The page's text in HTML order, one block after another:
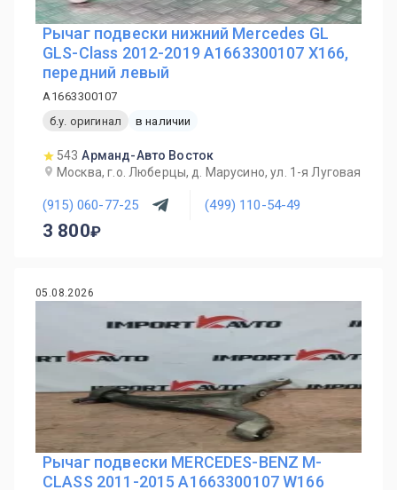
Рычаг подвески нижний Mercedes GL
GLS-Class 2012-2019 A1663300107 X166,
передний левый
A1663300107
б.у. оригинал
в наличии
543 Арманд-Авто Восток
Москва, г.о. Люберцы, д. Марусино, ул. 1-я Луговая
(915) 060-77-25 (499) 110-54-49
3 800
05.08.2026
Рычаг подвески MERCEDES-BENZ M-
CLASS 2011-2015 A1663300107 W166